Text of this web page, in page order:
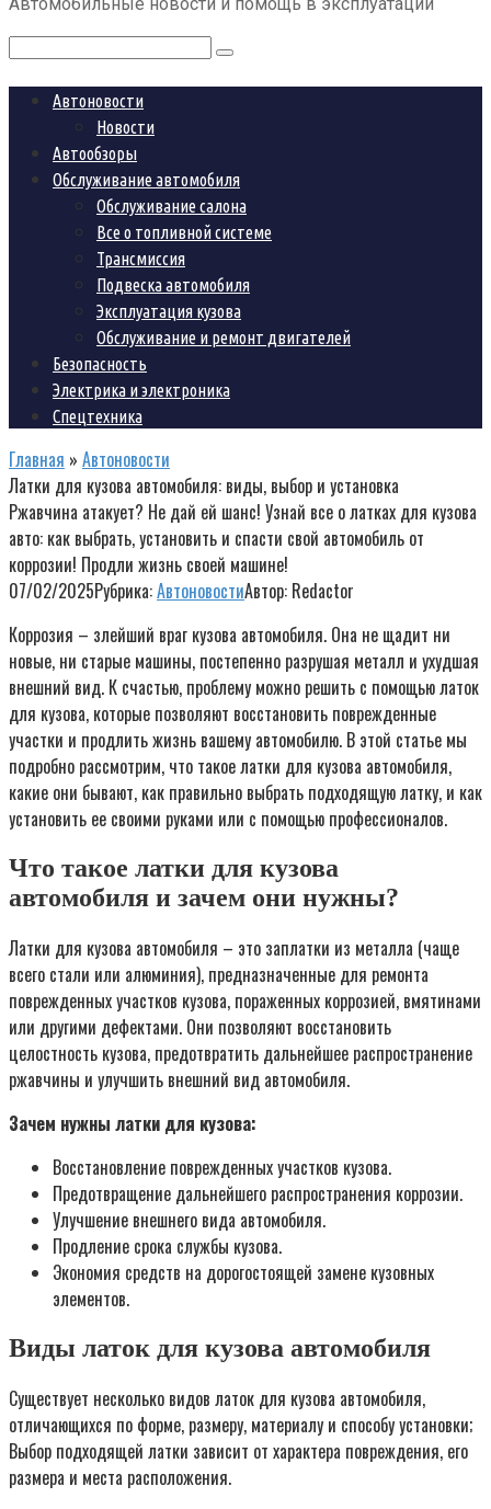
Поиск:
Автоновости
Новости
Автообзоры
Обслуживание автомобиля
Обслуживание салона
Все о топливной системе
Трансмиссия
Подвеска автомобиля
Эксплуатация кузова
Обслуживание и ремонт двигателей
Безопасность
Электрика и электроника
Спецтехника
Главная » Автоновости
Латки для кузова автомобиля: виды, выбор и установка
Ржавчина атакует? Не дай ей шанс! Узнай все о латках для кузова
авто: как выбрать, установить и спасти свой автомобиль от
коррозии! Продли жизнь своей машине!
07/02/2025Рубрика:АвтоновостиАвтор: Redactor
Коррозия – злейший враг кузова автомобиля. Она не щадит ни
новые, ни старые машины, постепенно разрушая металл и ухудшая
внешний вид. К счастью, проблему можно решить с помощью латок
для кузова, которые позволяют восстановить поврежденные
участки и продлить жизнь вашему автомобилю. В этой статье мы
подробно рассмотрим, что такое латки для кузова автомобиля,
какие они бывают, как правильно выбрать подходящую латку, и как
установить ее своими руками или с помощью профессионалов.
Что такое латки для кузова
автомобиля и зачем они нужны?
Латки для кузова автомобиля – это заплатки из металла (чаще
всего стали или алюминия), предназначенные для ремонта
поврежденных участков кузова, пораженных коррозией, вмятинами
или другими дефектами. Они позволяют восстановить
целостность кузова, предотвратить дальнейшее распространение
ржавчины и улучшить внешний вид автомобиля.
Зачем нужны латки для кузова:
Восстановление поврежденных участков кузова.
Предотвращение дальнейшего распространения коррозии.
Улучшение внешнего вида автомобиля.
Продление срока службы кузова.
Экономия средств на дорогостоящей замене кузовных
элементов.
Виды латок для кузова автомобиля
Существует несколько видов латок для кузова автомобиля,
отличающихся по форме, размеру, материалу и способу установки;
Выбор подходящей латки зависит от характера повреждения, его
размера и места расположения.